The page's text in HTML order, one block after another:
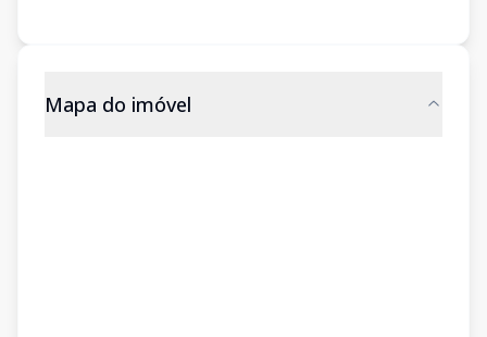
Mapa do imóvel